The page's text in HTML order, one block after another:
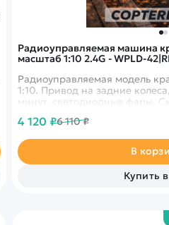
Радиоуправляемая машина
масштаб 1:10 2.4G - WPLD-
Радиоуправляемая модель
1:10. Привод на задние
минут, светодиодные фары.
4 120 ₽6 110 ₽
В
Купить